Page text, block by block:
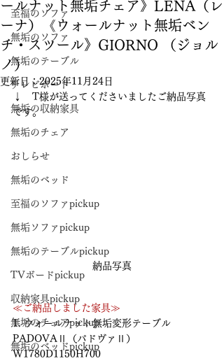
至福のソファ
無垢のソファ
無垢のテーブル
テレビボード
無垢の収納家具
無垢のチェア
おしらせ
無垢のベッド
至福のソファpickup
無垢ソファpickup
無垢のテーブルpickup
TVボードpickup
収納家具pickup
無垢のチェアpickup
無垢のベッドpickup
ールナット無垢チェア》LENA（レ
ーナ）《ウォールナット無垢ベン
チ・スツール》GIORNO （ジョル
ノ）
更新日：2025年11月24日
↓　T様が送ってくださいましたご納品写真
です。
納品写真
≪ご納品しました家具≫
1. ウォールナット無垢変形テーブル
PADOVAⅡ（パドヴァⅡ）
W1780D1150H700